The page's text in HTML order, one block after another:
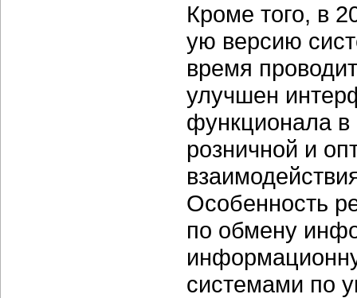
Кроме того, в
ую версию
время
улучшен
функционала в
розничной и
Особенность
по обмену
системами по